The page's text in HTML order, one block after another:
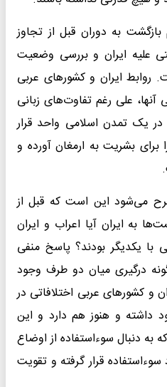
به دوران قبل از تجاوز
علیه ایران و بررسی وضعیت
روابط ایران و کشورهای عربی
علی رغم تفاوت‌های زبانی
در یک تمدن اسلامی واحد قرار
برای بشریت به ارمغان آورده و
می‌شود این است که قبل از
به ایران آیا اعراب و ایران
با یکدیگر بودند؟ پاسخ منفی
درگیری میان دو طرف وجود
و کشورهای عربی اختلافاتی در
و هنوز هم دارد و این
به دنبال سوءاستفاده از اوضاع
قرار گرفته و تقویت